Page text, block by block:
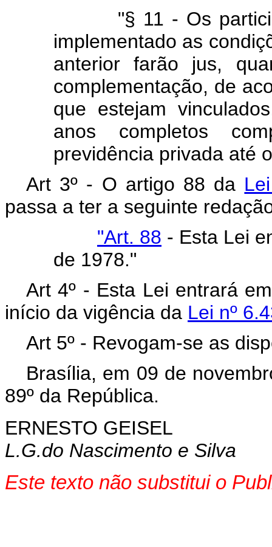
"§ 11 - Os
implementado as
anterior farão jus,
complementação, de
que estejam
anos completos
previdência privada até
Art 3º - O artigo 88 da
passa a ter a seguinte
"Art. 88 - Esta Lei
de 1978."
Art 4º - Esta Lei entrará
início da vigência da Lei nº
Art 5º - Revogam-se as
Brasília, em 09 de
89º da República.
ERNESTO GEISEL
L.G.do Nascimento e Silva
Este texto não substitui o